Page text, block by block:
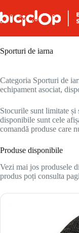
Sporturi de iarna
Categoria Sporturi de
echipament asociat,
Stocurile sunt limitate și
disponibile sunt cele
comandă produse care
Produse disponibile
Vezi mai jos produsele
produs poți consulta